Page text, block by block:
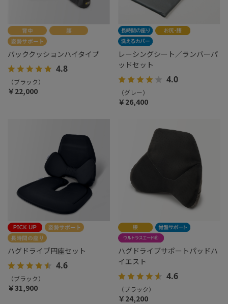
バッククッションハイタイプ
4.8
（ブラック）
￥22,000
レーシングシート／ランバーパ
ッドセット
4.0
（グレー）
￥26,400
ハグドライブ円座セット
4.6
（ブラック）
￥31,900
ハグドライブサポートパッドハ
イエスト
4.6
（ブラック）
￥24,200